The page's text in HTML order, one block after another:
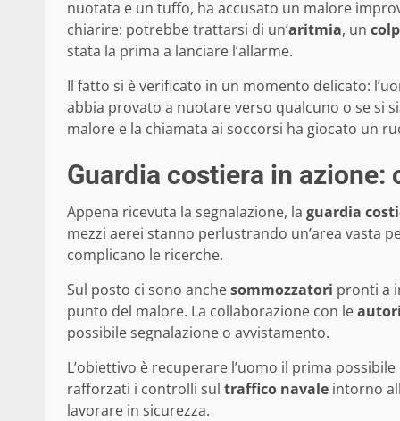
nuotata e un tuffo, ha accusato un malore
chiarire: potrebbe trattarsi di un’aritmia, un
stata la prima a lanciare l’allarme.
Il fatto si è verificato in un momento delicato:
abbia provato a nuotare verso qualcuno o se si
malore e la chiamata ai soccorsi ha giocato un
Guardia costiera in
Appena ricevuta la segnalazione, la guardia
mezzi aerei stanno perlustrando un’area vasta
complicano le ricerche.
Sul posto ci sono anchesommozzatori pronti a
punto del malore. La collaborazione con le
possibile segnalazione o avvistamento.
L’obiettivo è recuperare l’uomo il prima
rafforzati i controlli sul traffico navale intorno
lavorare in sicurezza.